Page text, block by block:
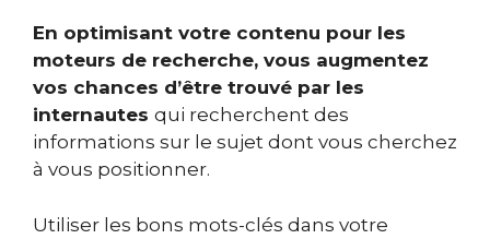
En optimisant votre contenu pour les
moteurs de recherche, vous augmentez
vos chances d’être trouvé par les
internautes qui recherchent des
informations sur le sujet dont vous cherchez
à vous positionner.
Utiliser les bons mots-clés dans votre